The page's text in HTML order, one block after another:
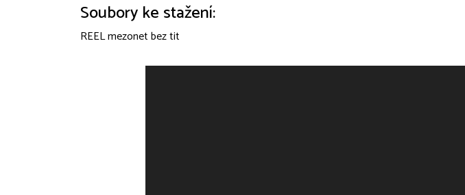
Soubory ke stažení:
REEL mezonet bez tit